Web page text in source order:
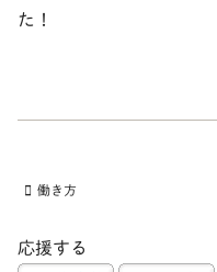
た！
働き方
応援する